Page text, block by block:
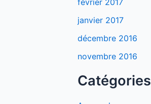
février 2017
janvier 2017
décembre 2016
novembre 2016
Catégories